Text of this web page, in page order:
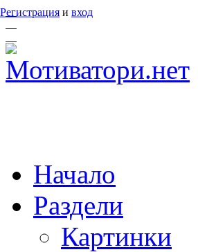
Регистрация и вход
Начало
Раздели
Картинки